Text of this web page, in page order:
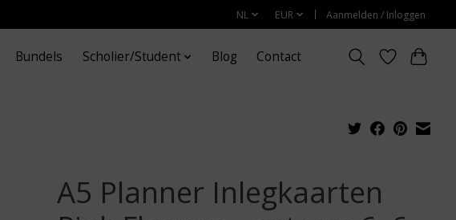
NL EUR Aanmelden / Inloggen
Bundels Scholier/Student Blog Contact
A5 Planner Inlegkaarten